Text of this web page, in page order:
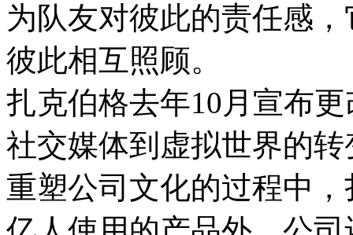
为队友对彼此的责任感
彼此相互照顾。
扎克伯格去年10月宣布
社交媒体到虚拟世界的
重塑公司文化的过程中